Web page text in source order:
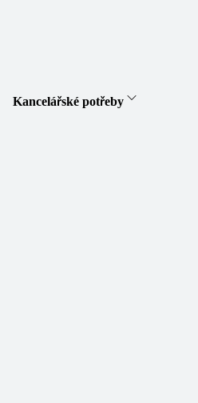
Kancelářské potřeby